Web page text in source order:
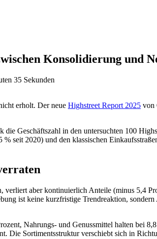
Konsolidierung und
35 Sekunden
erholt. Der neue Highstreet Report 2025 von
Geschäftszahl in den untersuchten 100
seit 2020) und den klassischen
aber kontinuierlich Anteile (minus 5,4
ist keine kurzfristige Trendreaktion,
Nahrungs- und Genussmittel halten bei
Die Sortimentsstruktur verschiebt sich in